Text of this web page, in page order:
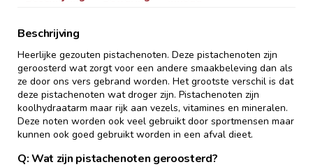
Beschrijving
Heerlijke gezouten pistachenoten. Deze pistachenoten zijn
geroosterd wat zorgt voor een andere smaakbeleving dan als
ze door ons vers gebrand worden. Het grootste verschil is dat
deze pistachenoten wat droger zijn. Pistachenoten zijn
koolhydraatarm maar rijk aan vezels, vitamines en mineralen.
Deze noten worden ook veel gebruikt door sportmensen maar
kunnen ook goed gebruikt worden in een afval dieet.
Q: Wat zijn pistachenoten geroosterd?